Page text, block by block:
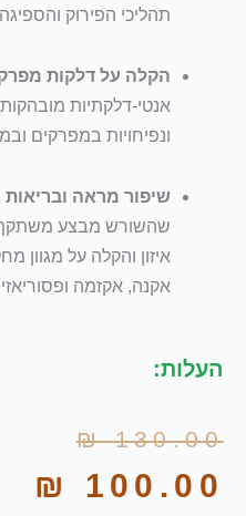
תהליכי הפירוק
הקלה על דלקות
אנטי-דלקתיות
ונפיחויות במפרקים
שיפור מראה ובריאות
שהשורש מבצע משתקף
איזון והקלה על מגוון
אקנה, אקזמה
העלות:
₪130.00
המחיר
המקורי
₪ 100.00
המחיר
הנוכחי